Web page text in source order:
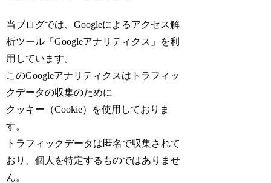
当ブログでは、Googleによるアクセス解
析ツール「Googleアナリティクス」を利
用しています。
このGoogleアナリティクスはトラフィッ
クデータの収集のために
クッキー（Cookie）を使用しておりま
す。
トラフィックデータは匿名で収集されて
おり、個人を特定するものではありませ
ん。